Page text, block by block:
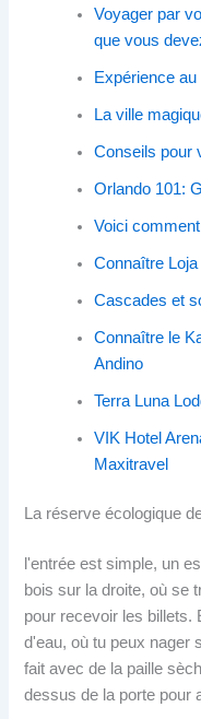
Voyager par
que vous
Expérience
La ville
Conseils pour
Orlando 101:
Voici
Connaître
Cascades et
Connaître le
Andino
Terra Luna
VIK Hotel
Maxitravel
La réserve écologique
l'entrée est simple, un
bois sur la droite, où se
pour recevoir les billets.
d'eau, où tu peux nager
fait avec de la paille
dessus de la porte pour